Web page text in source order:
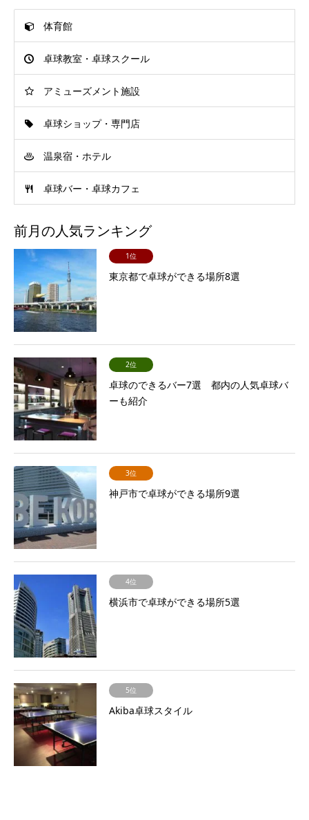
体育館
卓球教室・卓球スクール
アミューズメント施設
卓球ショップ・専門店
温泉宿・ホテル
卓球バー・卓球カフェ
前月の人気ランキング
1位
東京都で卓球ができる場所8選
2位
卓球のできるバー7選 都内の人気卓球バ
ーも紹介
3位
神戸市で卓球ができる場所9選
4位
横浜市で卓球ができる場所5選
5位
Akiba卓球スタイル